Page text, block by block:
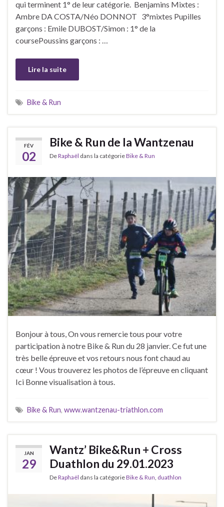
qui terminent 1° de leur catégorie. Benjamins Mixtes :
Ambre DA COSTA/Néo DONNOT 3°mixtes Pupilles
garçons : Emile DUBOST/Simon : 1° de la
coursePoussins garçons : …
Lire la suite
Bike & Run
FÉV
02
Bike & Run de la Wantzenau
DeRaphaël dans la catégorieBike & Run
Bonjour à tous, On vous remercie tous pour votre
participation à notre Bike & Run du 28 janvier. Ce fut une
très belle épreuve et vos retours nous font chaud au
cœur ! Vous trouverez les photos de l’épreuve en cliquant
Ici Bonne visualisation à tous.
Bike & Run, www.wantzenau-triathlon.com
JAN
29
Wantz’ Bike&Run + Cross
Duathlon du 29.01.2023
DeRaphaël dans la catégorieBike & Run duathlon